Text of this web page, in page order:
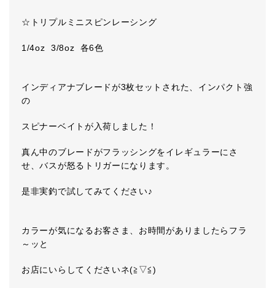
☆トリプルミニスピンレーシング
1/4oz 3/8oz 各6色
インディアナブレードが3枚セットされた、インパクト強
の
スピナーベイトが入荷しました！
真ん中のブレードがフラッシングをイレギュラーにさ
せ、バスが怒るトリガーになります。
是非実釣で試してみてください♪
カラーが気になるお客さま、お時間がありましたらフラ
～ッと
お店にいらしてくださいネ(≧▽≦)